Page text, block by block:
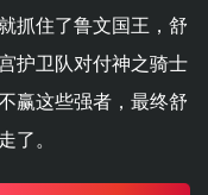
抓住了鲁文国王，舒
护卫队对付神之骑士
赢这些强者，最终舒
了。